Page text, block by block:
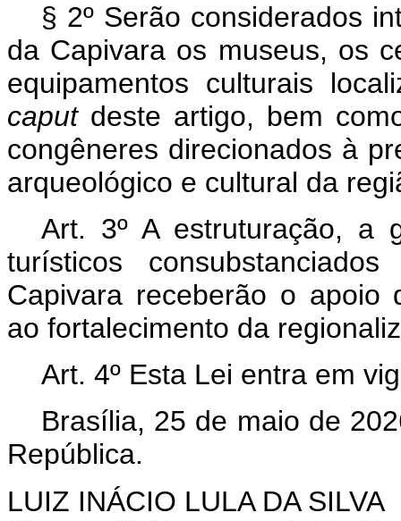
§ 2º Serão considerados
da Capivara os museus, os
equipamentos culturais
caputdeste artigo, bem
congêneres direcionados à
arqueológico e cultural da
Art. 3º A estruturação, a
turísticos
Capivara receberão o apoio
ao fortalecimento da
Art. 4º Esta Lei entra em
Brasília, 25 de maio de
República.
LUIZ INÁCIO LULA DA SILVA